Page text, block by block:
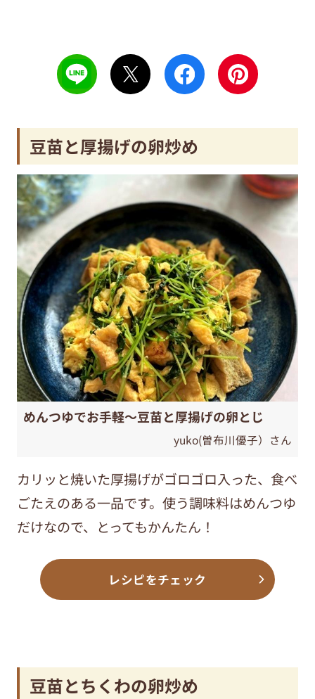
豆苗と厚揚げの卵炒め
めんつゆでお手軽～豆苗と厚揚げの卵とじ
yuko(曽布川優子）さん
カリッと焼いた厚揚げがゴロゴロ入った、食べ
ごたえのある一品です。使う調味料はめんつゆ
だけなので、とってもかんたん！
レシピをチェック
豆苗とちくわの卵炒め